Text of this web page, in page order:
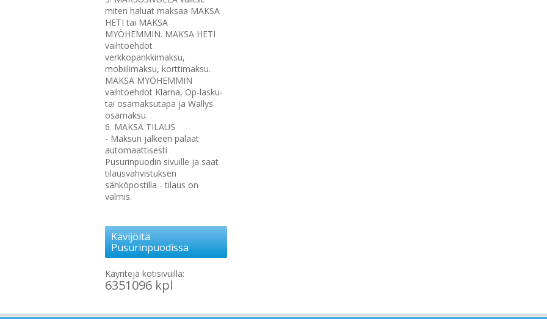
miten haluat maksaa MAKSA
HETI tai MAKSA
MYÖHEMMIN. MAKSA HETI
vaihtoehdot
verkkopankkimaksu,
mobiilimaksu, korttimaksu.
MAKSA MYÖHEMMIN
vaihtoehdot Klarna, Op-lasku-
tai osamaksutapa ja Wallys
osamaksu.
6. MAKSA TILAUS
- Maksun jälkeen palaat
automaattisesti
Pusurinpuodin sivuille ja saat
tilausvahvistuksen
sähköpostilla - tilaus on
valmis.
Kävijöitä
Pusurinpuodissa
Käyntejä kotisivuilla:
6351096 kpl